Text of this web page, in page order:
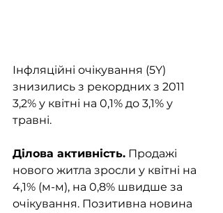
Інфляційні очікування (5Y)
знизились з рекордних з 2011
3,2% у квітні на 0,1% до 3,1% у
травні.
Ділова активність. Продажі
нового житла зросли у квітні на
4,1% (м-м), на 0,8% швидше за
очікування. Позитивна новина